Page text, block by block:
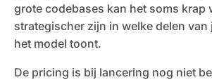
grote codebases kan het soms krap
strategischer zijn in welke delen van
het model toont.
De pricing is bij lancering nog niet